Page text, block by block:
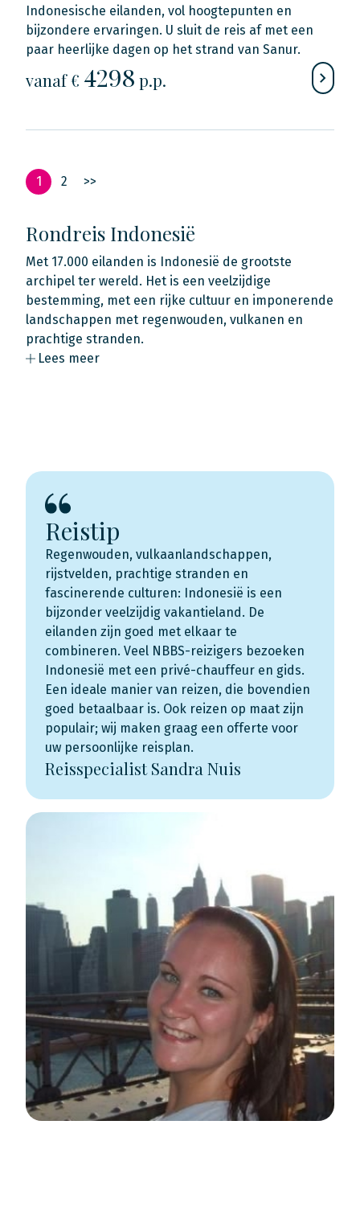
Indonesische eilanden, vol hoogtepunten en
bijzondere ervaringen. U sluit de reis af met een
paar heerlijke dagen op het strand van Sanur.
vanaf € 4298 p.p.
1 2 >>
Rondreis Indonesië
Met 17.000 eilanden is Indonesië de grootste
archipel ter wereld. Het is een veelzijdige
bestemming, met een rijke cultuur en imponerende
landschappen met regenwouden, vulkanen en
prachtige stranden.
Lees meer
Reistip
Regenwouden, vulkaanlandschappen,
rijstvelden, prachtige stranden en
fascinerende culturen: Indonesië is een
bijzonder veelzijdig vakantieland. De
eilanden zijn goed met elkaar te
combineren. Veel NBBS-reizigers bezoeken
Indonesië met een privé-chauffeur en gids.
Een ideale manier van reizen, die bovendien
goed betaalbaar is. Ook reizen op maat zijn
populair; wij maken graag een offerte voor
uw persoonlijke reisplan.
Reisspecialist Sandra Nuis